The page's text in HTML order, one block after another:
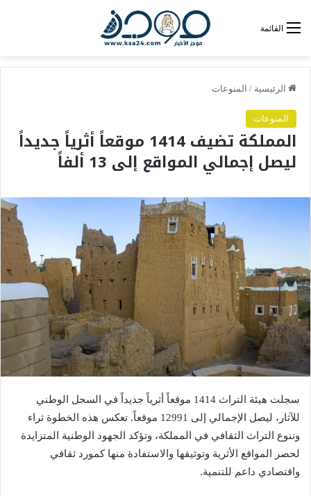
القائمة
الرئيسية / المنوعات
المنوعات
المملكة تضيف 1414 موقعاً أثرياً جديداً
ليصل إجمالي المواقع إلى 13 ألفاً
سجلت هيئة التراث 1414 موقعاً أثرياً جديداً في السجل الوطني
للآثار، ليصل الإجمالي إلى 12991 موقعاً. تعكس هذه الخطوة ثراء
وتنوع التراث الثقافي في المملكة، وتؤكد الجهود الوطنية المتزايدة
لحصر المواقع الأثرية وتوثيقها والاستفادة منها كمورد ثقافي
واقتصادي داعم للتنمية.